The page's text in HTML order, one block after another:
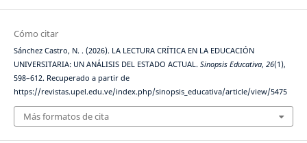
Cómo citar
Sánchez Castro, N. . (2026). LA LECTURA CRÍTICA EN LA EDUCACIÓN
UNIVERSITARIA: UN ANÁLISIS DEL ESTADO ACTUAL. Sinopsis Educativa, 26(1),
598–612. Recuperado a partir de
https://revistas.upel.edu.ve/index.php/sinopsis_educativa/article/view/5475
Más formatos de cita